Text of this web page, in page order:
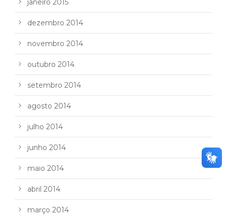
janeiro 2015
dezembro 2014
novembro 2014
outubro 2014
setembro 2014
agosto 2014
julho 2014
junho 2014
maio 2014
abril 2014
março 2014